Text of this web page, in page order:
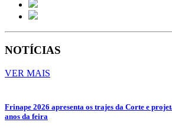
NOTÍCIAS
VER MAIS
Frinape 2026 apresenta os trajes da Corte e
anos da feira